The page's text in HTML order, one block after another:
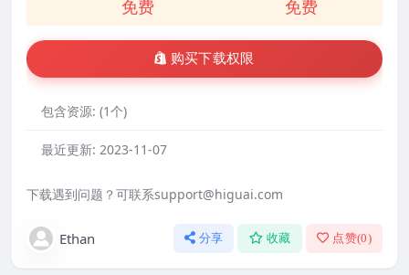
免费 免费
购买下载权限
包含资源: (1个)
最近更新: 2023-11-07
下载遇到问题？可联系support@higuai.com
Ethan 分享 收藏 点赞(0)